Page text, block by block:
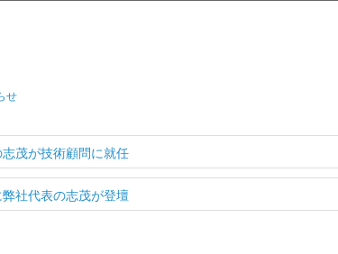
せ
茂が技術顧問に就任
社代表の志茂が登壇